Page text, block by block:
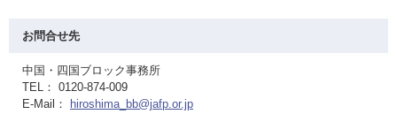
お問合せ先
中国・四国ブロック事務所
TEL： 0120-874-009
E-Mail：
hiroshima_bb@jafp.or.jp